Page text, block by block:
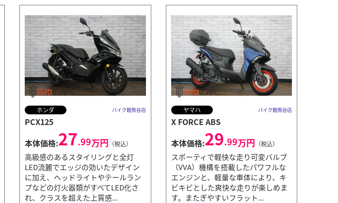
ホンダ バイク館熊谷店
PCX125
本体価格:27.99万円 （税込）
高級感のあるスタイリングと全灯
LED流麗でエッジの効いたデザイン
に加え、ヘッドライトやテールラン
プなどの灯火器類がすべてLED化さ
れ、クラスを超えた上質感...
ヤマハ バイク館熊谷店
X FORCE ABS
本体価格:29.99万円 （税込）
スポーティで軽快な走り可変バルブ
（VVA）機構を搭載したパワフルな
エンジンと、軽量な車体により、キ
ビキビとした爽快な走りが楽しめま
す。またぎやすいフラット...